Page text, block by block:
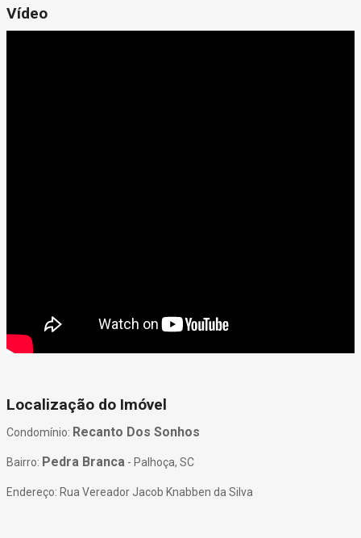
Vídeo
Localização do Imóvel
Condomínio: Recanto Dos Sonhos
Bairro: Pedra Branca - Palhoça, SC
Endereço: Rua Vereador Jacob Knabben da Silva